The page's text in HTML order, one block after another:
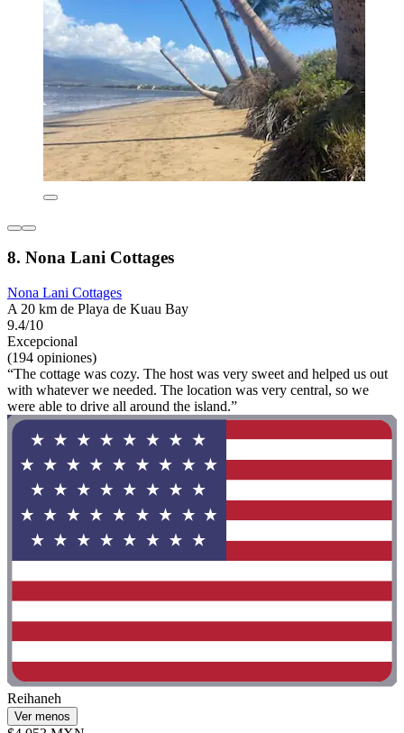
8. Nona Lani Cottages
Nona Lani Cottages
A 20 km de Playa de Kuau Bay
9.4/10
Excepcional
(194 opiniones)
“The cottage was cozy. The host was very sweet and helped us out
with whatever we needed. The location was very central, so we
were able to drive all around the island.”
Reihaneh
Ver menos